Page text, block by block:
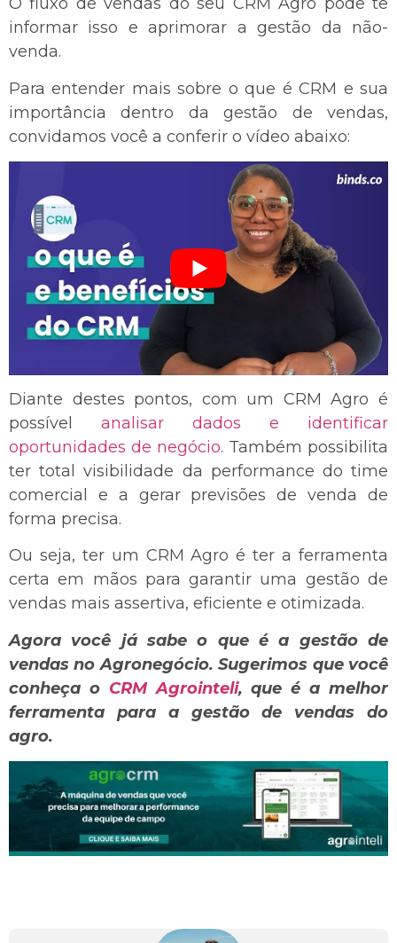
informar isso e aprimorar a gestão da não-
venda.
Para entender mais sobre o que é CRM e sua
importância dentro da gestão de vendas,
convidamos você a conferir o vídeo abaixo:
Diante destes pontos, com um CRM Agro é
possível analisar dados e identificar
oportunidades de negócio. Também possibilita
ter total visibilidade da performance do time
comercial e a gerar previsões de venda de
forma precisa.
Ou seja, ter um CRM Agro é ter a ferramenta
certa em mãos para garantir uma gestão de
vendas mais assertiva, eficiente e otimizada.
Agora você já sabe o que é a gestão de
vendas no Agronegócio. Sugerimos que você
conheça o CRM Agrointeli, que é a melhor
ferramenta para a gestão de vendas do
agro.